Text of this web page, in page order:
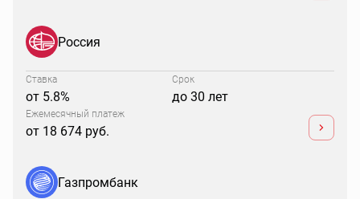
Россия
Ставка
от 5.8%
Срок
до 30 лет
Ежемесячный платеж
от 18 674 руб.
Газпромбанк